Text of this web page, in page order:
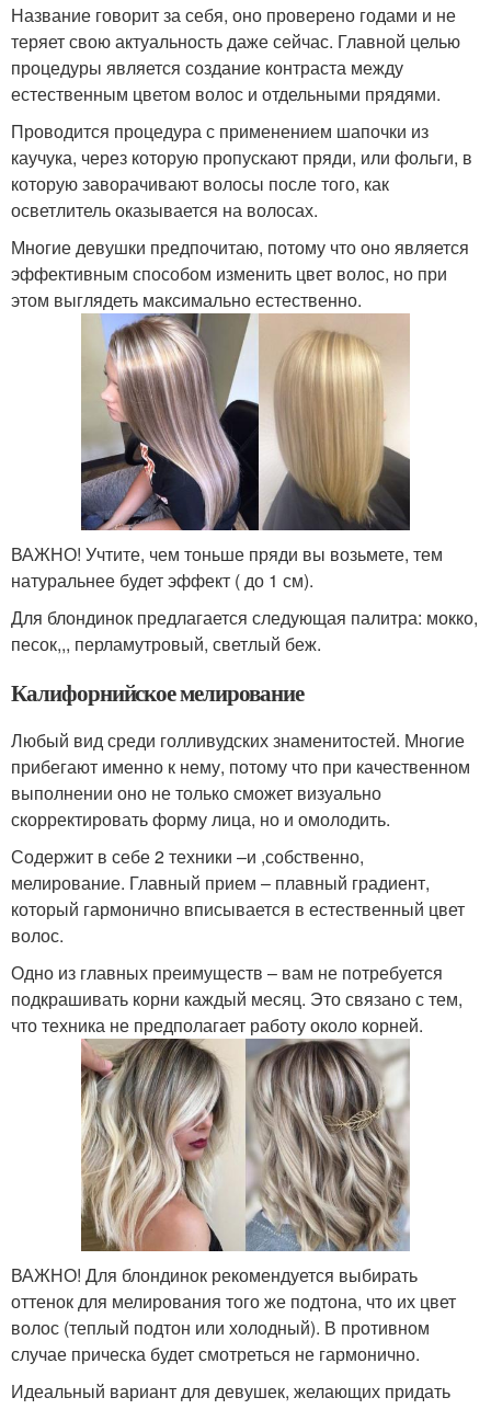
Название говорит за себя, оно проверено годами и не
теряет свою актуальность даже сейчас. Главной целью
процедуры является создание контраста между
естественным цветом волос и отдельными прядями.
Проводится процедура с применением шапочки из
каучука, через которую пропускают пряди, или фольги, в
которую заворачивают волосы после того, как
осветлитель оказывается на волосах.
Многие девушки предпочитаю, потому что оно является
эффективным способом изменить цвет волос, но при
этом выглядеть максимально естественно.
ВАЖНО! Учтите, чем тоньше пряди вы возьмете, тем
натуральнее будет эффект ( до 1 см).
Для блондинок предлагается следующая палитра: мокко,
песок,,, перламутровый, светлый беж.
Калифорнийское мелирование
Любый вид среди голливудских знаменитостей. Многие
прибегают именно к нему, потому что при качественном
выполнении оно не только сможет визуально
скорректировать форму лица, но и омолодить.
Содержит в себе 2 техники –и ,собственно,
мелирование. Главный прием – плавный градиент,
который гармонично вписывается в естественный цвет
волос.
Одно из главных преимуществ – вам не потребуется
подкрашивать корни каждый месяц. Это связано с тем,
что техника не предполагает работу около корней.
ВАЖНО! Для блондинок рекомендуется выбирать
оттенок для мелирования того же подтона, что их цвет
волос (теплый подтон или холодный). В противном
случае прическа будет смотреться не гармонично.
Идеальный вариант для девушек, желающих придать